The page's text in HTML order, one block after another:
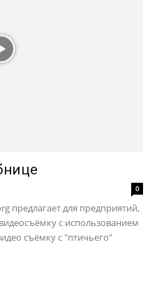
0
предлагает для предприятий,
с использованием
съёмку с "птичьего"